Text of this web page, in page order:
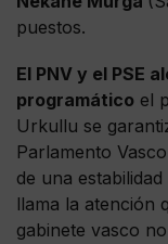
puestos.
El PNV y el PSE
programático el
Urkullu se
Parlamento
de una
llama la atención
gabinete vasco